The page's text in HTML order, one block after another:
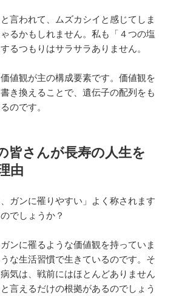
と言われて、ムズカシイと感じてしま
るかもしれません。私も「４つの塩
るつもりはサラサラありません。
値観が主の構成要素です。価値観を
き換えることで、遺伝子の配列をも
のです。
皆さんが長寿の人生を
由
、ガンに罹りやすい」よく称されます
でしょうか？
ンに罹るような価値観を持っていま
な生活習慣で生きているのです。そ
気は、戦前にはほとんどありません
言えるだけの根拠があるのでしょう